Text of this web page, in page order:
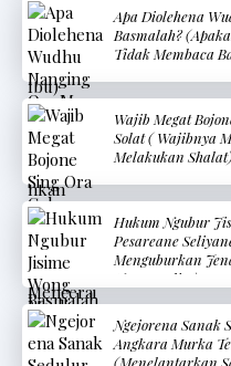
Apa Diolehena
Basmalah?
Tidak Membaca
Wajib Megat
Solat ( Wajibnya
Melakukan
Hukum Ngubur
Pesareane
Menguburkan
Non-Muslim)
Ngejorena Sanak
Angkara Murka